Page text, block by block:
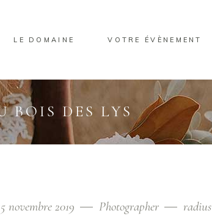
LE DOMAINE VOTRE ÉVÈNEMENT
BOIS DES LYS
novembre 2019 Photographer radius